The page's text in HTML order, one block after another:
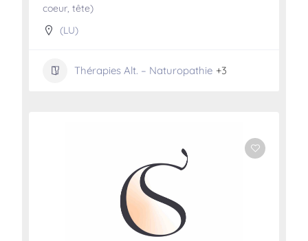
coeur, tête)
(LU)
Thérapies Alt. – Naturopathie +3